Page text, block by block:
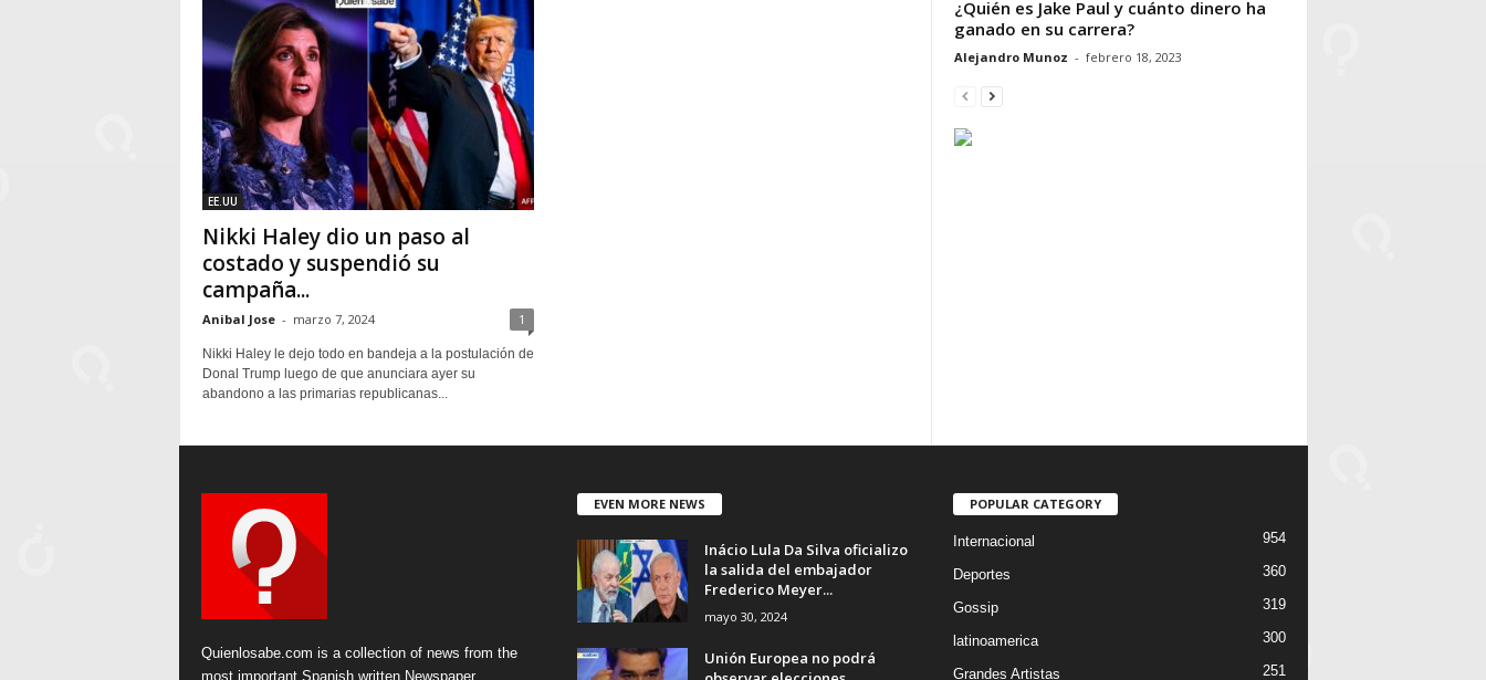
EE.UU
Nikki Haley dio un paso al
costado y suspendió su
campaña...
Anibal Jose - marzo 7, 2024 1
Nikki Haley le dejo todo en bandeja a la postulación de
Donal Trump luego de que anunciara ayer su
abandono a las primarias republicanas...
¿Quién es Jake Paul y cuánto dinero ha
ganado en su carrera?
Alejandro Munoz - febrero 18, 2023
Quienlosabe.com is a collection of news from the
most important Spanish written Newspaper.
EVEN MORE NEWS
Inácio Lula Da Silva oficializo
la salida del embajador
Frederico Meyer...
mayo 30, 2024
Unión Europea no podrá
POPULAR CATEGORY
Internacional 954
Deportes 360
Gossip 319
latinoamerica 300
Grandes Artistas 251